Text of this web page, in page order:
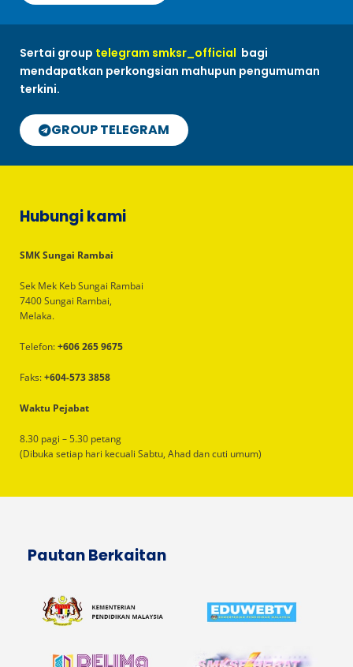
Sertai group telegram smksr_official bagi
mendapatkan perkongsian mahupun pengumuman
terkini.
GROUP TELEGRAM
Hubungi kami
SMK Sungai Rambai
Sek Mek Keb Sungai Rambai
7400 Sungai Rambai,
Melaka.
Telefon:+606 265 9675
Faks:+604-573 3858
Waktu Pejabat
8.30 pagi – 5.30 petang
(Dibuka setiap hari kecuali Sabtu, Ahad dan cuti umum)
Pautan Berkaitan